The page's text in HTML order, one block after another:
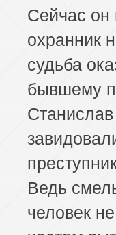
Сейчас
охранник
судьба
бывшему
Ведь
человек